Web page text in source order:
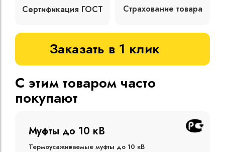
Сертификация ГОСТ Страхование товара
Заказать в 1 клик
С этим товаром часто
покупают
Муфты до 10 кВ
Термоусаживаемые муфты до 10 кВ